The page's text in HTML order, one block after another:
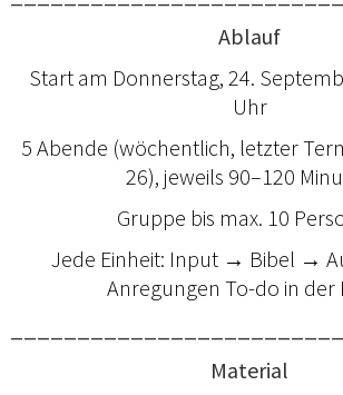
Ablauf
Start am Donnerstag, 24.
Uhr
5 Abende (wöchentlich, letzter
26), jeweils 90–120
Gruppe bis max. 10
Jede Einheit: Input → Bibel →
Anregungen To-do in der
Material